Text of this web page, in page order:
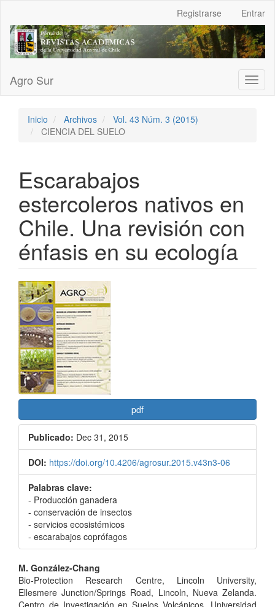
Contenido
principal
Barra
Registrarse Entrar
Agro Sur
Inicio Archivos
Vol. 43 Núm. 3 (2015)
CIENCIA DEL SUELO
Escarabajos
estercoleros nativos en
Chile. Una revisión con
énfasis en su ecología
Barra
lateral
del
artículo
pdf
Publicado: Dec 31, 2015
DOI: https://doi.org/10.4206/agrosur.2015.v43n3-06
Palabras clave:
- Producción ganadera
- conservación de insectos
- servicios ecosistémicos
- escarabajos coprófagos
Contenido
principal
M. González-Chang
Bio-Protection Research Centre, Lincoln University,
Ellesmere Junction/Springs Road, Lincoln, Nueva Zelanda.
Centro de Investigación en Suelos Volcánicos, Universidad